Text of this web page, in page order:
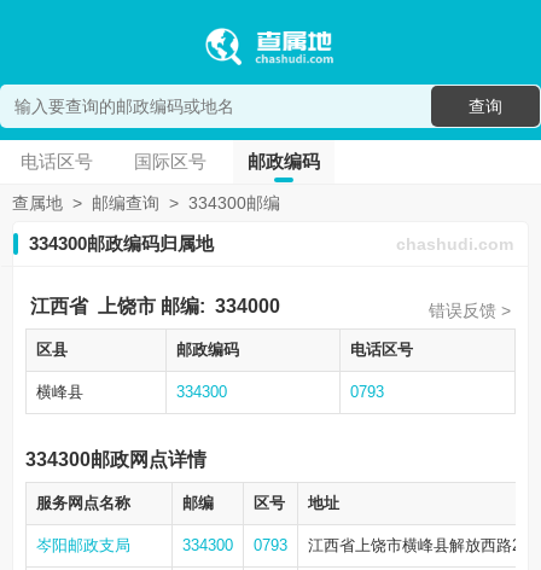
查询
电话区号 国际区号 邮政编码
查属地 > 邮编查询 > 334300邮编
334300邮政编码归属地 chashudi.com
江西省 上饶市 邮编: 334000 错误反馈 >
区县 邮政编码 电话区号
横峰县 334300 0793
334300邮政网点详情
服务网点名称 邮编 区号 地址
岑阳邮政支局 334300 0793 江西省上饶市横峰县解放西路236